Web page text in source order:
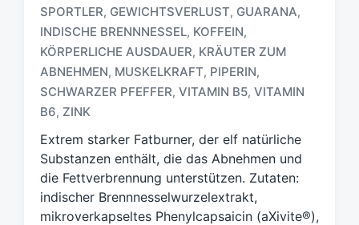
c
h
l
a
w
ö
r
t
e
SPORTLER, GEWICHTSVERLUST, GUARANA,
INDISCHE BRENNNESSEL, KOFFEIN,
KÖRPERLICHE AUSDAUER, KRÄUTER ZUM
ABNEHMEN, MUSKELKRAFT, PIPERIN,
SCHWARZER PFEFFER, VITAMIN B5, VITAMIN
B6, ZINK
Extrem starker Fatburner, der elf natürliche
Substanzen enthält, die das Abnehmen und
die Fettverbrennung unterstützen. Zutaten:
indischer Brennnesselwurzelextrakt,
mikroverkapseltes Phenylcapsaicin (aXivite®),